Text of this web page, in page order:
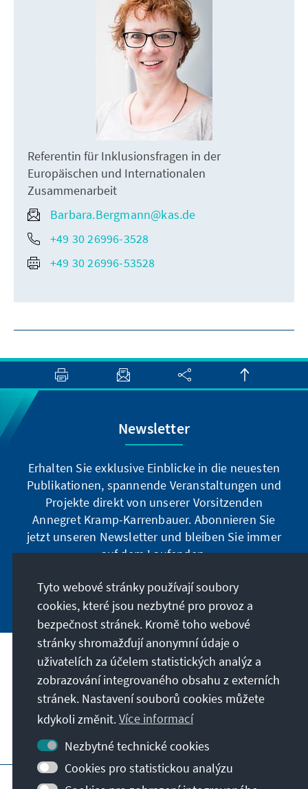
Referentin für Inklusionsfragen in der
Europäischen und Internationalen
Zusammenarbeit
Barbara.Bergmann@kas.de
+49 30 26996-3528
+49 30 26996-53528
Newsletter
Erhalten Sie exklusive Einblicke in die neuesten
Publikationen, spannende Veranstaltungen und
Projekte direkt von unserer Vorsitzenden
Annegret Kramp-Karrenbauer. Abonnieren Sie
jetzt unseren Newsletter und bleiben Sie immer
auf dem Laufenden.
Jetzt abonnieren
Naše poslání
Kontakt
Další nabídky Stiftungu
Zásady ochrany soukromí
Tyto webové stránky používají soubory
cookies, které jsou nezbytné pro provoz a
bezpečnost stránek. Kromě toho webové
stránky shromažďují anonymní údaje o
uživatelích za účelem statistických analýz a
zobrazování integrovaného obsahu z externích
stránek. Nastavení souborů cookies můžete
kdykoli změnit.Více informací
Nezbytné technické cookies
Cookies pro statistickou analýzu